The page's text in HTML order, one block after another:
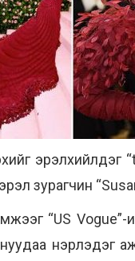
эрэлхийлдэг
зурагчин
“US
нэрлэдэг